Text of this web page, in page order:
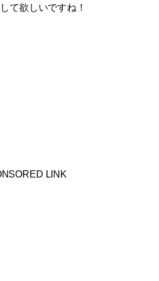
て欲しいですね！
LINK